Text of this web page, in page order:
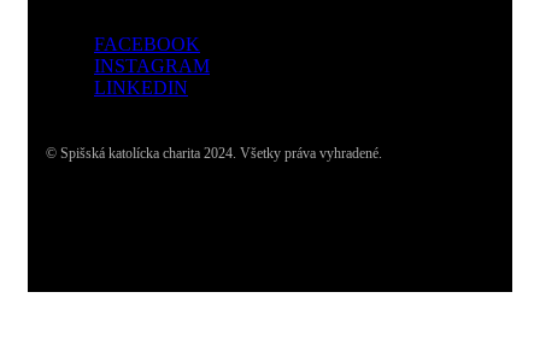
FACEBOOK
INSTAGRAM
LINKEDIN
© Spišská katolícka charita 2024. Všetky práva vyhradené.